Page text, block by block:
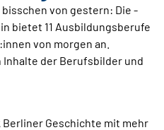
von gestern: Die
bietet 11 Ausbildungsberufe
von morgen an.
der Berufsbilder und
Geschichte mit mehr